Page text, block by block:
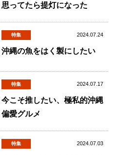
思ってたら提灯になった
特集 2024.07.24
沖縄の魚をはく製にしたい
特集 2024.07.17
今こそ推したい、極私的沖縄
偏愛グルメ
特集 2024.07.03